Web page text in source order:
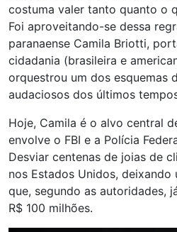
costuma valer tanto quanto o
Foi aproveitando-se dessa
paranaense Camila Briotti,
cidadania (brasileira e
orquestrou um dos esquemas
audaciosos dos últimos
Hoje, Camila é o alvo central
envolve o FBI e a Polícia
Desviar centenas de joias de
nos Estados Unidos,
que, segundo as autoridades,
R$ 100 milhões.